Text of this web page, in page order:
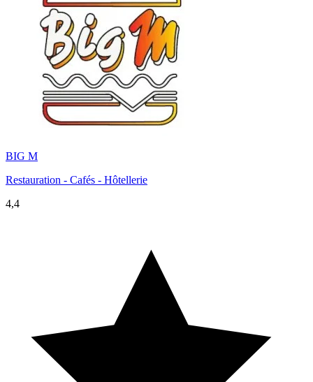
BIG M
Restauration - Cafés - Hôtellerie
4,4